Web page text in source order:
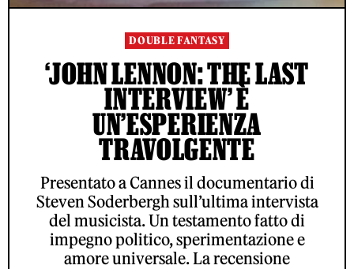
DOUBLE FANTASY
‘JOHN LENNON: THE LAST
INTERVIEW’ È
UN’ESPERIENZA
TRAVOLGENTE
Presentato a Cannes il documentario di
Steven Soderbergh sull’ultima intervista
del musicista. Un testamento fatto di
impegno politico, sperimentazione e
amore universale. La recensione